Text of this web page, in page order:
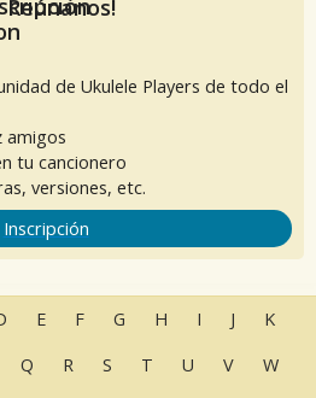
Reúnanos!
de Ukulele Players de todo el
amigos
tu cancionero
versiones, etc.
Inscripción
E F G H I J
K
Q R S T U V W